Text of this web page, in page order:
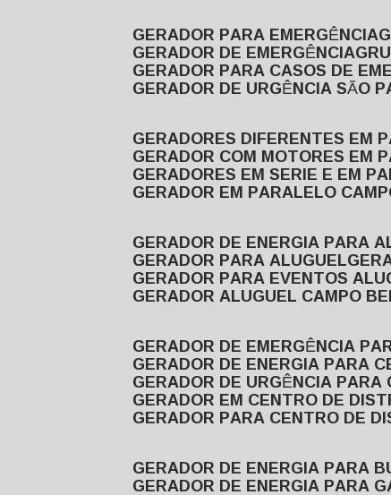
GERADOR PARA EMERGÊNCIA
GERADOR DE EMERGÊNCIA
GERADOR PARA CASOS DE
GERADOR DE URGÊNCIA SÃO
GERADORES DIFERENTES EM
GERADOR COM MOTORES EM
GERADORES EM SERIE E EM
GERADOR EM PARALELO
GERADOR DE ENERGIA PARA
GERADOR PARA ALUGUEL
GERADOR PARA EVENTOS
GERADOR ALUGUEL CAMPO
GERADOR DE EMERGÊNCIA
GERADOR DE ENERGIA PARA
GERADOR DE URGÊNCIA
GERADOR EM CENTRO DE
GERADOR PARA CENTRO DE
GERADOR DE ENERGIA PARA
GERADOR DE ENERGIA PARA